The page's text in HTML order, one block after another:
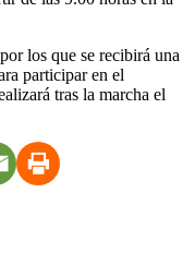
los que se recibirá una
participar en el
tras la marcha el